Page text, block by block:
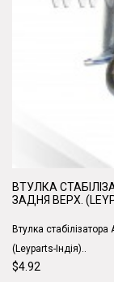
ВТУЛКА
ЗАДНЯ ВЕРХ.
Втулка
(Leyparts-Індія)..
$4.92